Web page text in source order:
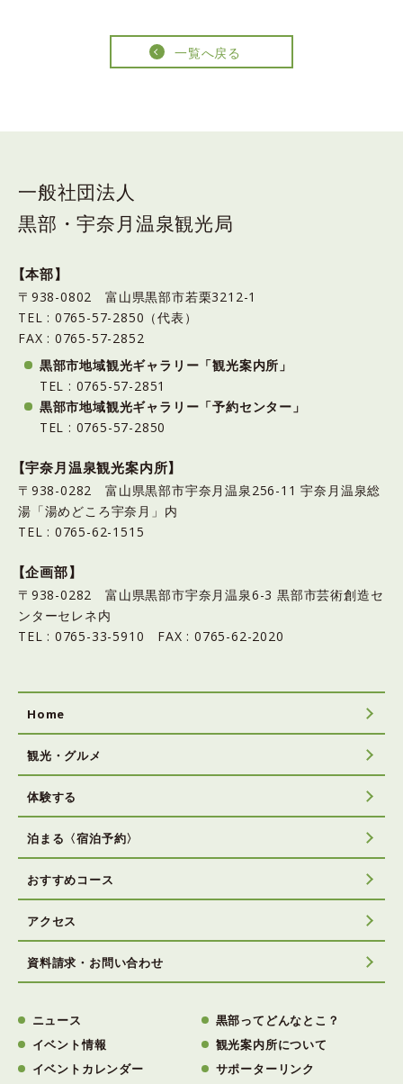
一覧へ戻る
一般社団法人
黒部・宇奈月温泉観光局
【本部】
〒938-0802 富山県黒部市若栗3212-1
TEL : 0765-57-2850（代表）
FAX : 0765-57-2852
黒部市地域観光ギャラリー「観光案内所」
TEL : 0765-57-2851
黒部市地域観光ギャラリー「予約センター」
TEL : 0765-57-2850
【宇奈月温泉観光案内所】
〒938-0282 富山県黒部市宇奈月温泉256-11 宇奈月温泉総
湯「湯めどころ宇奈月」内
TEL : 0765-62-1515
【企画部】
〒938-0282 富山県黒部市宇奈月温泉6-3 黒部市芸術創造セ
ンターセレネ内
TEL : 0765-33-5910 FAX : 0765-62-2020
Home
観光・グルメ
体験する
泊まる〈宿泊予約〉
おすすめコース
アクセス
資料請求・お問い合わせ
ニュース
イベント情報
イベントカレンダー
黒部ってどんなとこ？
観光案内所について
サポーターリンク